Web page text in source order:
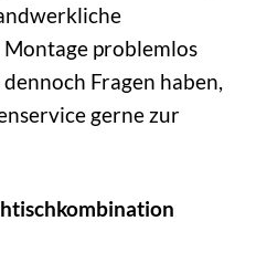
problemlos
Fragen haben,
gerne zur